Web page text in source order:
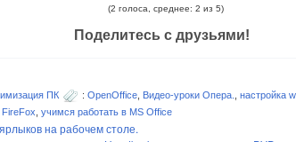
(2 голоса, среднее: 2 из 5)
Поделитесь с друзьями!
ПК : OpenOffice, Видео-уроки Опера. настройка
FireFox учимся работать в MS Office
на рабочем столе.